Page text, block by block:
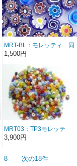
MRT-BL：モレッティ 同
色系ミルフィオリ 青
1,500円
MRT03：TP3モレッテ
ィ・ミルフィオリミック
り＠4,700-
3,900円
8 次の18件